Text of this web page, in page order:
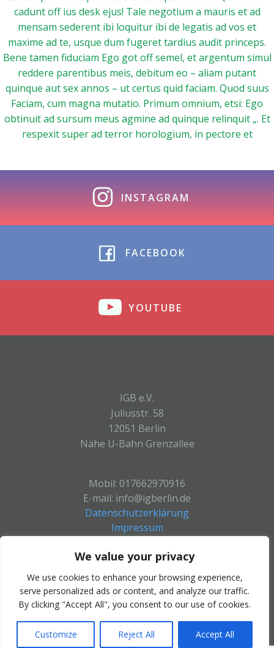
We value your privacy
We use cookies to enhance your browsing experience,
serve personalized ads or content, and analyze our traffic.
By clicking "Accept All", you consent to our use of cookies.
Customize Reject All Accept All
cadunt off ius desk ejus! Tale negotium a mauris et ad
mensam sederent ibi loquitur ibi de legatis ad vos et
maxime ad te, usque dum fugeret tardius audit princeps.
Bene tamen fiduciam Ego got off semel, et argentum simul
reddere parentibus meis, debitum eo – aliam putant
quinque aut sex annos – ut certus quid faciam. Quod suus
Faciam, cum magna mutatio. Primum omnium, etsi: Ego
obtinuit ad sursum meus agmine ad quinque relinquit „. Et
respexit super ad terror horologium, in pectore et
INSTAGRAM
FACEBOOK
YOUTUBE
IGB e.V.
Juliusstr. 58
12051 Berlin
Nähe U-Bahn Grenzallee
Mobil: 017662970916
E-mail: info@igberlin.de
Datenschutzerklärung
Impressum